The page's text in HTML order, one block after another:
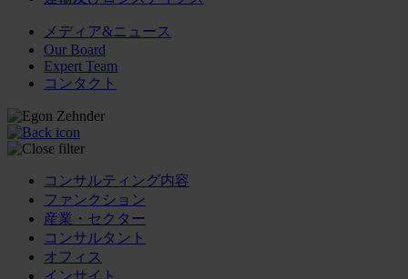
メディア&ニュース
Our Board
Expert Team
コンタクト
コンサルティング内容
ファンクション
産業・セクター
コンサルタント
オフィス
インサイト